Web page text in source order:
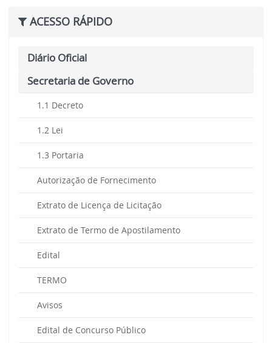
ACESSO RÁPIDO
Diário Oficial
Secretaria de Governo
1.1 Decreto
1.2 Lei
1.3 Portaria
Autorização de Fornecimento
Extrato de Licença de Licitação
Extrato de Termo de Apostilamento
Edital
TERMO
Avisos
Edital de Concurso Público